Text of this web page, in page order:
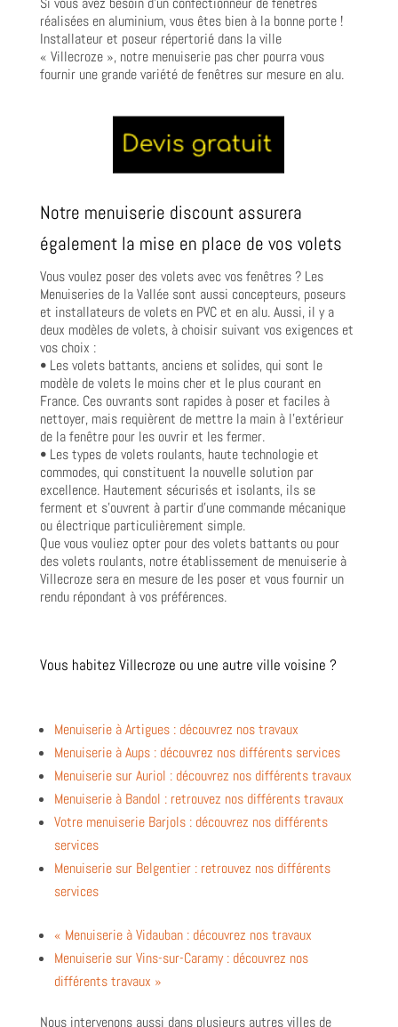
réalisées en aluminium, vous êtes bien à la bonne porte !
Installateur et poseur répertorié dans la ville
« Villecroze », notre menuiserie pas cher pourra vous
fournir une grande variété de fenêtres sur mesure en alu.
Notre menuiserie discount assurera
également la mise en place de vos volets
Vous voulez poser des volets avec vos fenêtres ? Les
Menuiseries de la Vallée sont aussi concepteurs, poseurs
et installateurs de volets en PVC et en alu. Aussi, il y a
deux modèles de volets, à choisir suivant vos exigences et
vos choix :
• Les volets battants, anciens et solides, qui sont le
modèle de volets le moins cher et le plus courant en
France. Ces ouvrants sont rapides à poser et faciles à
nettoyer, mais requièrent de mettre la main à l’extérieur
de la fenêtre pour les ouvrir et les fermer.
• Les types de volets roulants, haute technologie et
commodes, qui constituent la nouvelle solution par
excellence. Hautement sécurisés et isolants, ils se
ferment et s’ouvrent à partir d’une commande mécanique
ou électrique particulièrement simple.
Que vous vouliez opter pour des volets battants ou pour
des volets roulants, notre établissement de menuiserie à
Villecroze sera en mesure de les poser et vous fournir un
rendu répondant à vos préférences.
Vous habitez Villecroze ou une autre ville voisine ?
Menuiserie à Artigues : découvrez nos travaux
Menuiserie à Aups : découvrez nos différents services
Menuiserie sur Auriol : découvrez nos différents travaux
Menuiserie à Bandol : retrouvez nos différents travaux
Votre menuiserie Barjols : découvrez nos différents
services
Menuiserie sur Belgentier : retrouvez nos différents
services
« Menuiserie à Vidauban : découvrez nos travaux
Menuiserie sur Vins-sur-Caramy : découvrez nos
différents travaux »
Nous intervenons aussi dans plusieurs autres villes de